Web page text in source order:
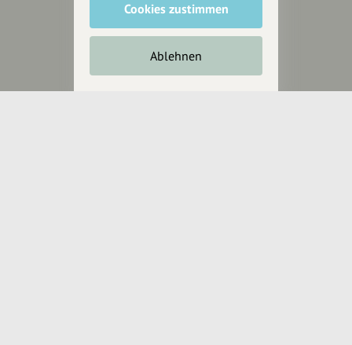
hey.bayern ist ein Projekt von
uns für unsere Region und
für alle, die uns besuchen
Cookies zustimmen
Ablehnen